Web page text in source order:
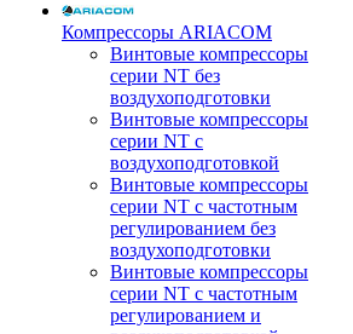
Компрессоры ARIACOM
Винтовые компрессоры
серии NT без
воздухоподготовки
Винтовые компрессоры
серии NT c
воздухоподготовкой
Винтовые компрессоры
серии NT с частотным
регулированием без
воздухоподготовки
Винтовые компрессоры
серии NT с частотным
регулированием и